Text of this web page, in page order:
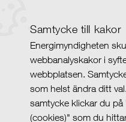
Samtycke till kakor
Energimyndigheten
webbanalyskakor i
webbplatsen.
som helst ändra ditt
samtycke klickar du på
(cookies)" som du